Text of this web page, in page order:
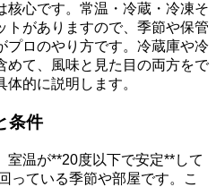
核心です。常温・冷蔵・冷凍そ
トがありますので、季節や保管
プロのやり方です。冷蔵庫や冷
めて、風味と見た目の両方をで
的に説明します。
条件
室温が**20度以下で安定**して
っている季節や部屋です。こ